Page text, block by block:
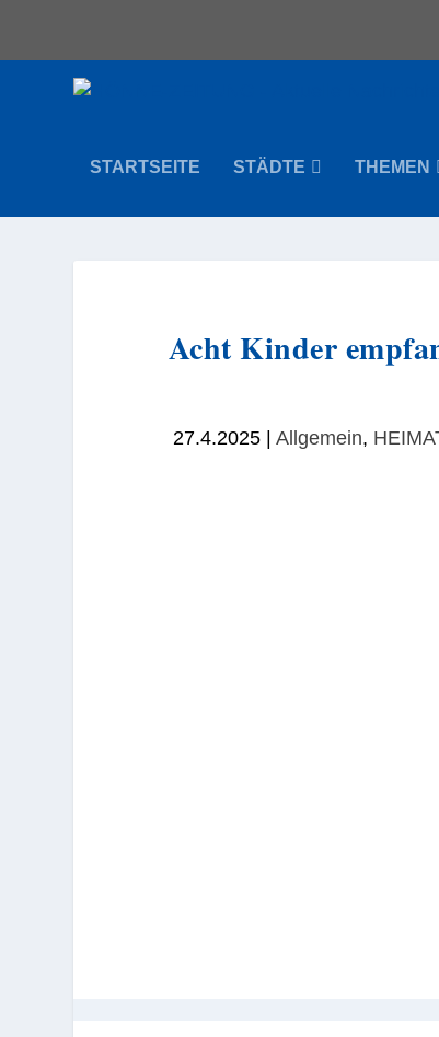
STARTSEITE STÄDTE THEMEN
Acht Kinder
27.4.2025| Allgemein,